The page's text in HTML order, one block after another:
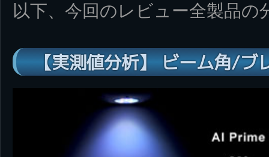
以下、今回のレビュー全製品の
【実測値分析】 ビーム角/ブ